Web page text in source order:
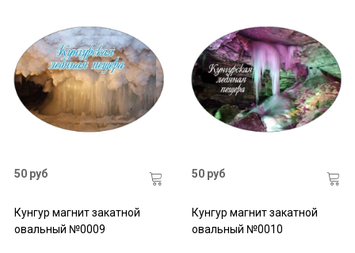
50 руб
Кунгур магнит закатной
овальный №0009
50 руб
Кунгур магнит закатной
овальный №0010